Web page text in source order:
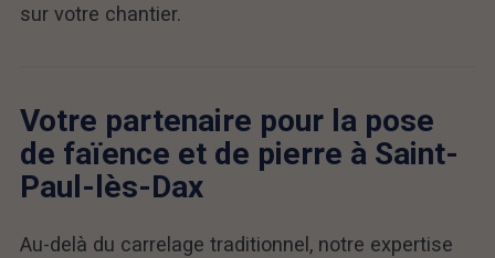
sur votre chantier.
Votre partenaire pour la pose
de faïence et de pierre à Saint-
Paul-lès-Dax
Au-delà du carrelage traditionnel, notre expertise